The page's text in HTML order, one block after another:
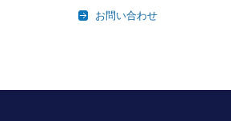
お問い合わせ